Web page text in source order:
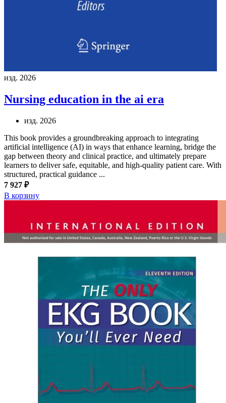
изд. 2026
Nursing education in the ai era
изд. 2026
This book provides a groundbreaking approach to integrating
artificial intelligence (AI) in ways that enhance learning, bridge the
gap between theory and clinical practice, and ultimately prepare
learners to deliver safe, equitable, and high-quality patient care. With
structured, practical guidance ...
7 927 ₽
В корзину